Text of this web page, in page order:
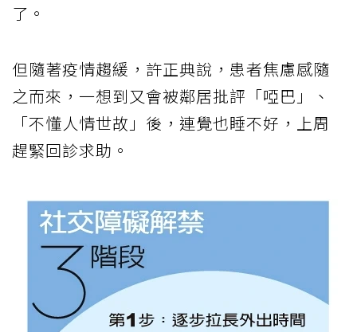
了。
但隨著疫情趨緩，許正典說，患者焦慮感隨
之而來，一想到又會被鄰居批評「啞巴」、
「不懂人情世故」後，連覺也睡不好，上周
趕緊回診求助。